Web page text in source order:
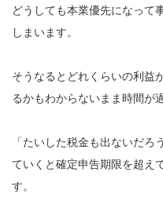
どうしても本業優先になって
しまいます。
そうなるとどれくらいの利益
るかもわからないまま時間が
「たいした税金も出ないだ
ていくと確定申告期限を超え
す。